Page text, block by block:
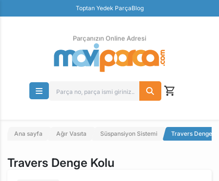
Toptan Yedek ParçaBlog
Parçanızın Online Adresi
Ana sayfa Ağır Vasıta Süspansiyon Sistemi Travers Denge
Travers Denge Kolu